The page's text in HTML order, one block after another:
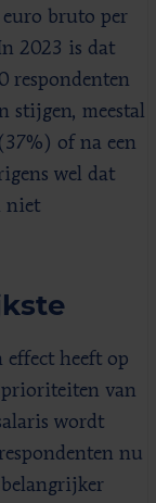
bruto per
2023 is dat
respondenten
stijgen, meestal
of na een
wel dat
niet
effect heeft op
prioriteiten van
wordt
nu